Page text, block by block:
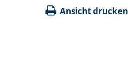
Ansicht drucken